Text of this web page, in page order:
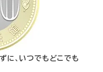
、いつでもどこでも